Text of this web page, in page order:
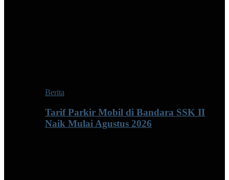
Berita
Tarif Parkir Mobil di Bandara SSK II
Naik Mulai Agustus 2026